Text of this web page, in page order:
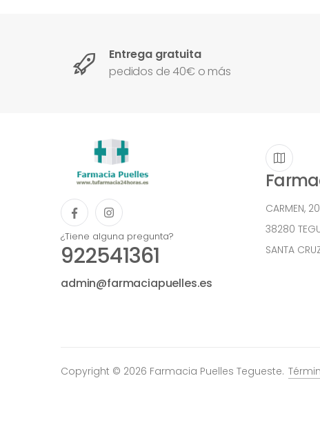
Entrega gratuita
pedidos de 40€ o más
¿Tiene alguna pregunta?
922541361
admin@farmaciapuelles.es
CARMEN, 20
38280
SANTA
Copyright © 2026 Farmacia Puelles Tegueste.